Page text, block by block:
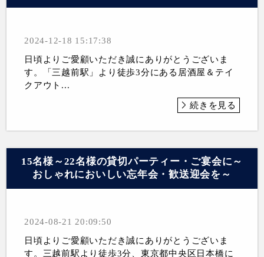
2024-12-18 15:17:38
日頃よりご愛顧いただき誠にありがとうございま
す。「三越前駅」より徒歩3分にある居酒屋＆テイ
クアウト...
続きを見る
15名様～22名様の貸切パーティー・ご宴会に～
おしゃれにおいしい忘年会・歓送迎会を～
2024-08-21 20:09:50
日頃よりご愛顧いただき誠にありがとうございま
す。三越前駅より徒歩3分、東京都中央区日本橋に